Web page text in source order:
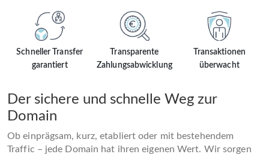
Schneller Transfer
garantiert
Transparente
Zahlungsabwicklung
Transaktionen
überwacht
Der sichere und schnelle Weg zur
Domain
Ob einprägsam, kurz, etabliert oder mit bestehendem
Traffic – jede Domain hat ihren eigenen Wert. Wir sorgen